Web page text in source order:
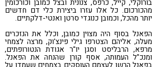
בורוקלי, קייל, כרפס, צנונית ובצל כמובן וכורכומין
מהכורכום. כל אלו עזרו ביצירת כלי דם חדשים
יותר מהכל, וכמובן כנוגדי סרטן ואנטי-דלקתיים.
הפאנל בסוף היה מצוין כמובן, וכלל את הנזכרים
מעלה, אליהם הצטרפו גילי פינצ'וק, מרצה לצמחי
מרפא, הרבליסט וסגן יו"ר אגודת הנטורופתים,
ומנכ"ל העמותה, אסף קורן שהנחה את הפאנל.
בפאנל הרשו לעצמם העוסקים בצמחים שעמדו על